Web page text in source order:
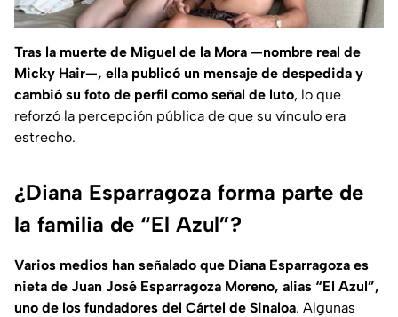
Tras la muerte de Miguel de la Mora —nombre real de
Micky Hair—, ella publicó un mensaje de despedida y
cambió su foto de perfil como señal de luto, lo que
reforzó la percepción pública de que su vínculo era
estrecho.
¿Diana Esparragoza forma parte de
la familia de “El Azul”?
Varios medios han señalado que Diana Esparragoza es
nieta de Juan José Esparragoza Moreno, alias “El Azul”,
uno de los fundadores del Cártel de Sinaloa. Algunas